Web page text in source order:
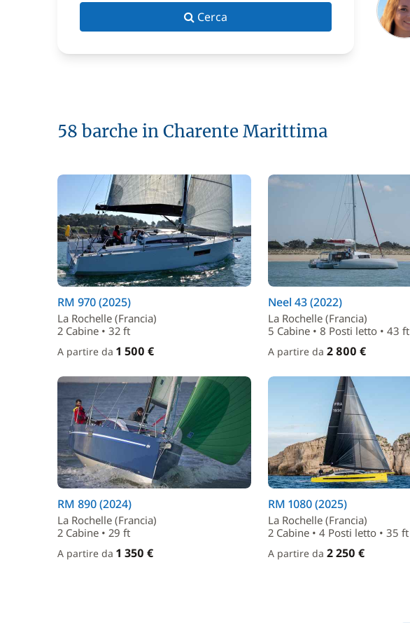
Cerca
58 barche in Charente Marittima
RM 970 (2025)
La Rochelle (Francia)
2 Cabine • 32 ft
A partire da 1 500 €
Neel 43 (2022)
La Rochelle (Francia)
5 Cabine • 8 Posti letto • 43 ft
A partire da 2 800 €
RM 890 (2024)
La Rochelle (Francia)
2 Cabine • 29 ft
A partire da 1 350 €
RM 1080 (2025)
La Rochelle (Francia)
2 Cabine • 4 Posti letto • 35 ft
A partire da 2 250 €